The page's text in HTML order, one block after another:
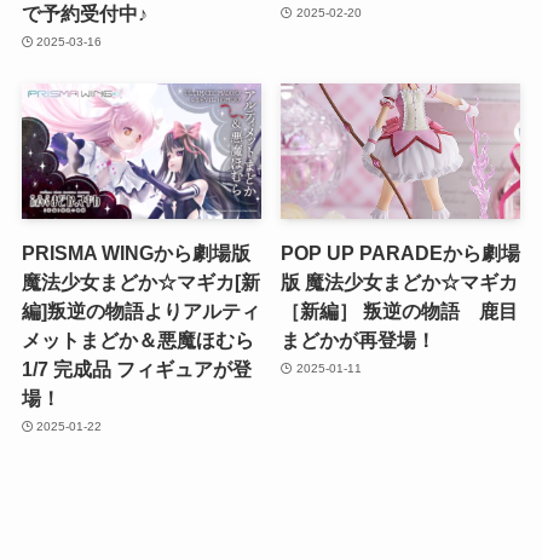
で予約受付中♪
2025-03-16
2025-02-20
PRISMA WINGから劇場版
魔法少女まどか☆マギカ[新
編]叛逆の物語よりアルティ
メットまどか＆悪魔ほむら
1/7 完成品 フィギュアが登
場！
2025-01-22
POP UP PARADEから劇場
版 魔法少女まどか☆マギカ
［新編］ 叛逆の物語 鹿目
まどかが再登場！
2025-01-11